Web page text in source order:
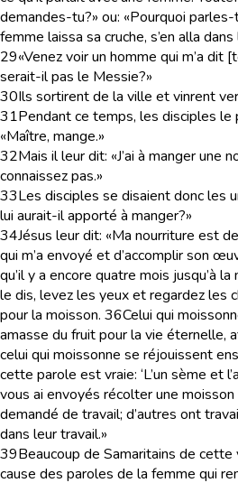
demandes-tu?» ou: «Pourquoi
femme laissa sa cruche, s’en alla
29«Venez voir un homme qui m’a dit
serait-il pas le Messie?»
30Ils sortirent de la ville et vinrent
31Pendant ce temps, les disciples le
«Maître, mange.»
32Mais il leur dit: «J’ai à manger une
connaissez pas.»
33Les disciples se disaient donc les
lui aurait-il apporté à manger?»
34Jésus leur dit: «Ma nourriture est
qui m’a envoyé et d’accomplir son
qu’il y a encore quatre mois jusqu’à
le dis, levez les yeux et regardez les
pour la moisson. 36Celui qui
amasse du fruit pour la vie éternelle,
celui qui moissonne se réjouissent
cette parole est vraie: ‘L’un sème et
vous ai envoyés récolter une moisson
demandé de travail; d’autres ont
dans leur travail.»
39Beaucoup de Samaritains de cette
cause des paroles de la femme qui